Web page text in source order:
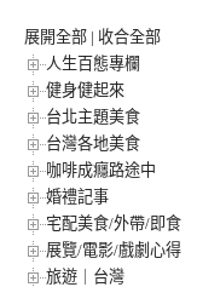
展開全部 | 收合全部
人生百態專欄
健身健起來
台北主題美食
台灣各地美食
咖啡成癮路途中
婚禮記事
宅配美食/外帶/即食
展覽/電影/戲劇心得
旅遊｜台灣